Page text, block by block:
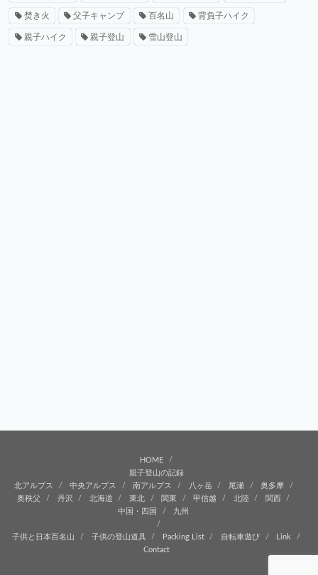
焚き火 父子キャンプ 百名山 背負子ハイク
親子ハイク 親子登山 雪山登山
HOME
親子登山の記録
北アルプス
中央アルプス 南アルプス 八ヶ岳 尾瀬
奥多摩
奥秩父
丹沢 北海道 東北 関東 甲信越 北陸
関西
中国・四国
九州
子供と日本百名山 子供の登山道具 Packing List 自転車遊び
Link
Contact